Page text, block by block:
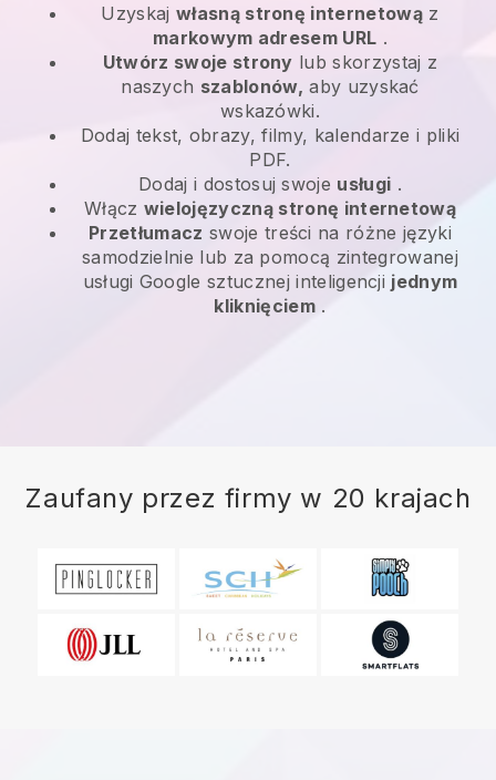
Uzyskaj własną stronę internetowąz
markowym adresem URL .
Utwórz swoje strony lub skorzystaj z
naszych szablonów, aby uzyskać
wskazówki.
Dodaj tekst, obrazy, filmy, kalendarze i pliki
PDF.
Dodaj i dostosuj swoje usługi .
Włącz wielojęzyczną stronę internetową
Przetłumacz swoje treści na różne języki
samodzielnie lub za pomocą zintegrowanej
usługi Google sztucznej inteligencji jednym
kliknięciem.
Zaufany przez firmy w 20 krajach